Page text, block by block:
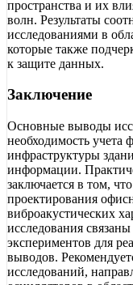
пространства и их
волн. Результаты
исследованиями в
которые также
к защите данных.
Заключение
Основные выводы
необходимость учета
инфраструктуры
информации.
заключается в том,
проектирования
виброакустических
исследования
экспериментов для
выводов.
исследований,